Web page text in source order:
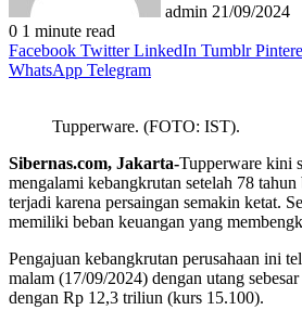
admin 21/09/2024
0 1 minute read
Facebook Twitter LinkedIn Tumblr
WhatsApp Telegram
Tupperware. (FOTO: IST).
Sibernas.com, Jakarta-Tupperware kini
mengalami kebangkrutan setelah 78
terjadi karena persaingan semakin ketat.
memiliki beban keuangan yang
Pengajuan kebangkrutan perusahaan ini
malam (17/09/2024) dengan utang
dengan Rp 12,3 triliun (kurs 15.100).